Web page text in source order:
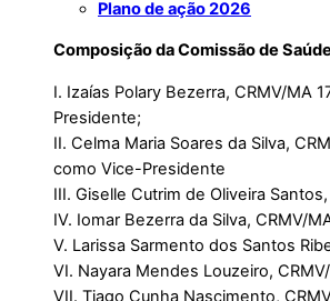
Plano de ação 2026
Composição daComissão de
I. Izaías Polary Bezerra, CRMV/MA
Presidente;
II. Celma Maria Soares da Silva,
como Vice-Presidente
III. Giselle Cutrim de Oliveira
IV. Iomar Bezerra da Silva, CRMV/
V. Larissa Sarmento dos Santos
VI. Nayara Mendes Louzeiro,
VII. Tiago Cunha Nascimento,